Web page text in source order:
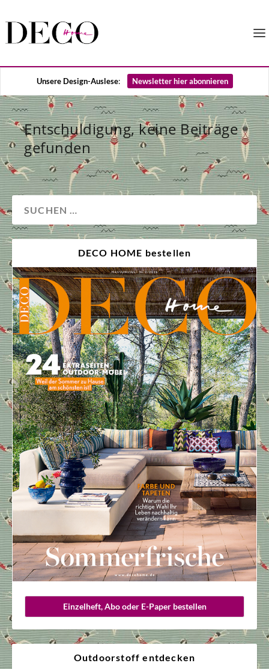
Unsere Design-Auslese: Newsletter hier abonnieren
Entschuldigung, keine Beiträge
gefunden
DECO HOME bestellen
Einzelheft, Abo oder E-Paper bestellen
Outdoorstoff entdecken